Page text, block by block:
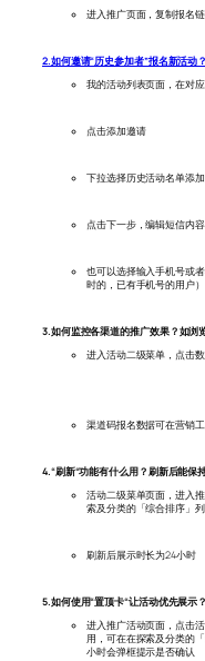
进入推广页面，复制报名
2.如何邀请“历史参加者”报名新活动？
我的活动列表页面，在对
点击添加邀请
下拉选择历史活动名单添
点击下一步，编辑短信内
也可以选择输入手机号或
时的，已有手机号的用户）
3.如何监控各渠道的推广效果？如浏
进入活动二级菜单，点击
渠道码报名数据可在营销
4.“刷新“功能有什么用？刷新后能保
活动二级菜单页面，进入
索及分类的「综合排序」
刷新后展示时长为24小时
5.如何使用“置顶卡“让活动优先展示
进入推广活动页面，点击
用，可在在探索及分类的
小时会弹框提示是否确认